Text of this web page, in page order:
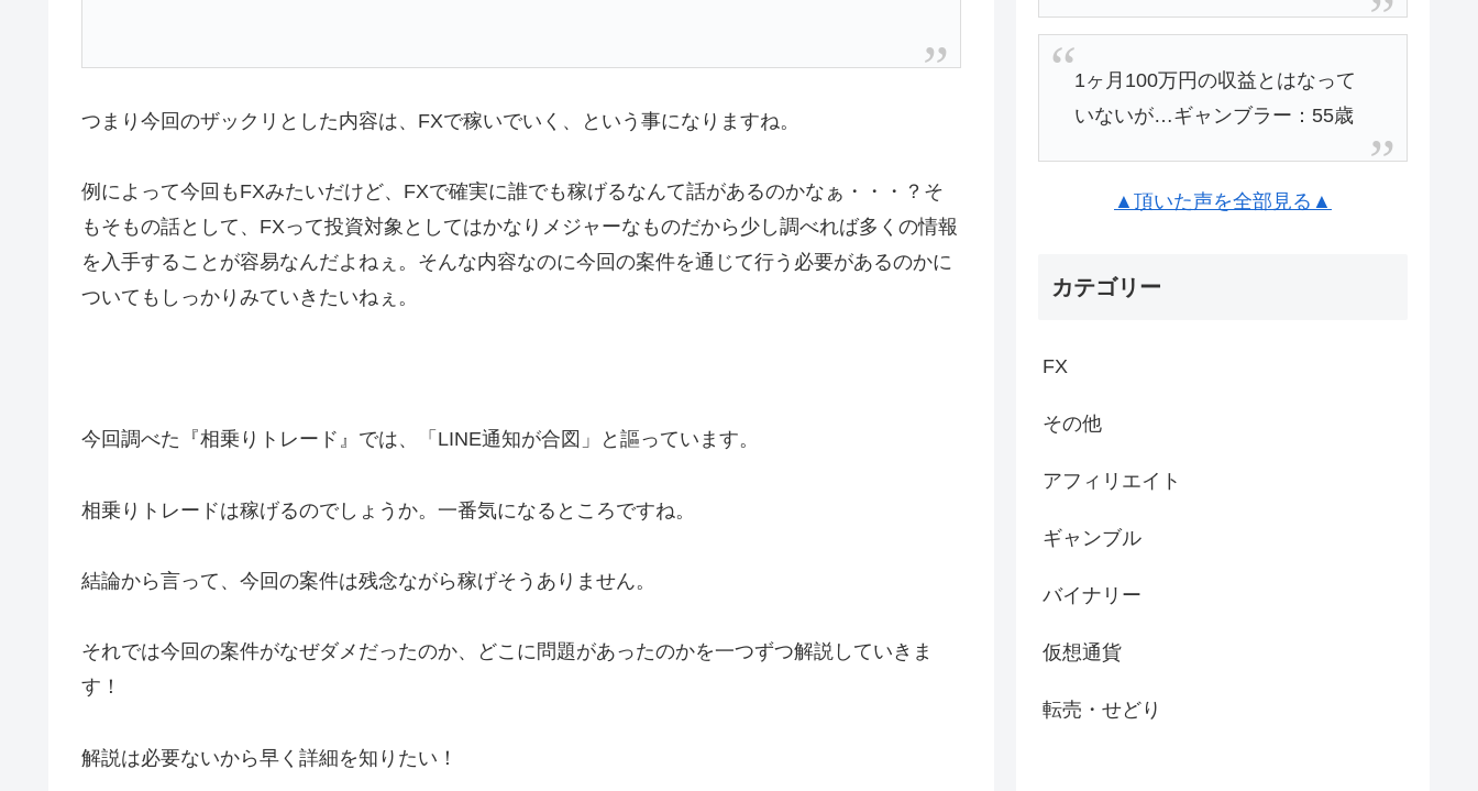
つまり今回のザックリとした内容は、FXで稼いでいく、という事になりますね。
例によって今回もFXみたいだけど、FXで確実に誰でも稼げるなんて話があるのかなぁ・・・？そ
もそもの話として、FXって投資対象としてはかなりメジャーなものだから少し調べれば多くの情報
を入手することが容易なんだよねぇ。そんな内容なのに今回の案件を通じて行う必要があるのかに
ついてもしっかりみていきたいねぇ。
今回調べた『相乗りトレード』では、 「LINE通知が合図」 と謳っています。
相乗りトレードは稼げるのでしょうか。一番気になるところですね。
結論から言って、 今回の案件は残念ながら稼げそうありません。
それでは今回の案件がなぜダメだったのか、どこに問題があったのかを一つずつ解説していきま
す！
解説は必要ないから早く詳細を知りたい！
1ヶ月100万円の収益とはなって
いないが…ギャンブラー：55歳
▲頂いた声を全部見る▲
カテゴリー
FX
その他
アフィリエイト
ギャンブル
バイナリー
仮想通貨
転売・せどり